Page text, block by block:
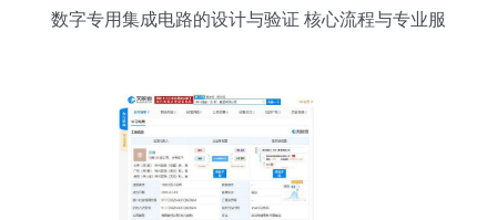
数字专用集成电路的设计与验证 核心流程与专业服